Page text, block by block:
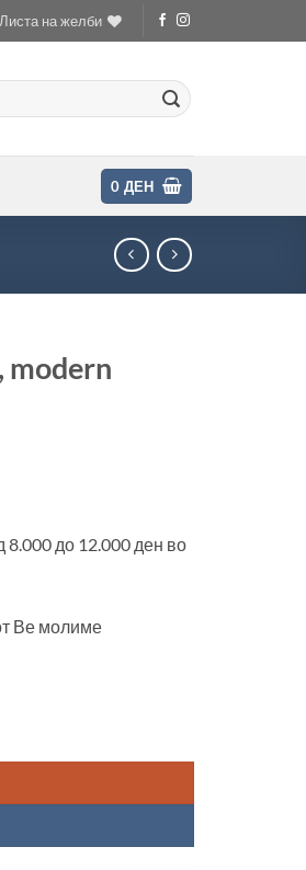
Листа на желби
0 ДЕН
modern
8.000 до 12.000 ден во
Ве молиме